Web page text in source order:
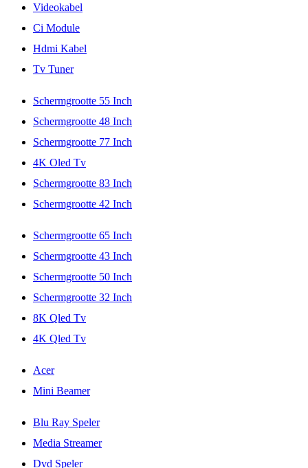
Videokabel
Ci Module
Hdmi Kabel
Tv Tuner
Schermgrootte 55 Inch
Schermgrootte 48 Inch
Schermgrootte 77 Inch
4K Oled Tv
Schermgrootte 83 Inch
Schermgrootte 42 Inch
Schermgrootte 65 Inch
Schermgrootte 43 Inch
Schermgrootte 50 Inch
Schermgrootte 32 Inch
8K Qled Tv
4K Qled Tv
Acer
Mini Beamer
Blu Ray Speler
Media Streamer
Dvd Speler